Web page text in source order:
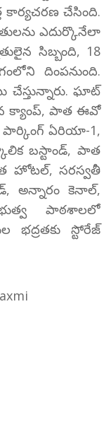
కార్యచరణ చేసింది.
ఎదుర్కొనేలా
సిబ్బంది, 18
దింపనుంది.
చేస్తున్నారు. ఘాట్
క్యాంప్, పాత ఈవో
ఏరియా-1,
బస్టాండ్, పాత
హోటల్, సరస్వతీ
అన్నారం కెనాల్,
పాఠశాలలో
స్టోరేజ్